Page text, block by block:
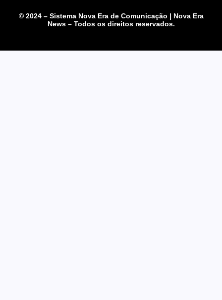
© 2024 – Sistema Nova Era de Comunicação | Nova Era
News – Todos os direitos reservados.